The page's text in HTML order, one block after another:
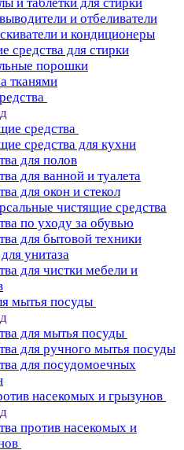
и отбеливатели
и кондиционеры
средства для стирки
порошки
тканями
средства
средства для кухни
для полов
для ванной и туалета
для окон и стекол
чистящие средства
по уходу за обувью
для бытовой техники
унитаза
для чистки мебели и
мытья посуды
для мытья посуды
для ручного мытья посуды
для посудомоечных
насекомых и грызунов
против насекомых и